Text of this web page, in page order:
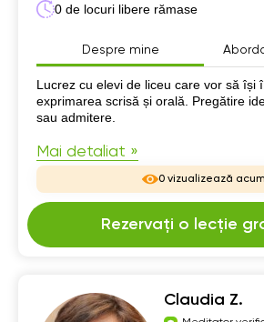
0 de locuri libere rămase
Despre mine
Despre mine
Lucrez cu elevi de liceu care vor să își
exprimarea scrisă și orală. Pregătire
sau admitere.
Mai detaliat »
0 vizualizează acum
Rezervați o lecție
Claudia Z.